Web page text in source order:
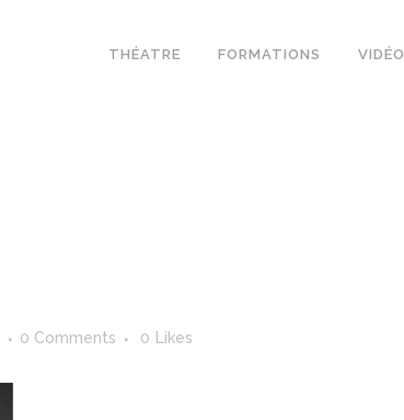
THÉATRE FORMATIONS VIDÉO
0 Comments 0 Likes